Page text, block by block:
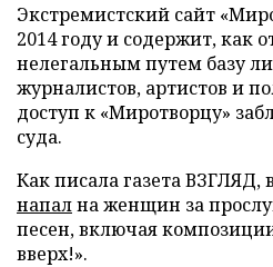
Экстремистский сайт
2014 году и содержит, как
нелегальным путем базу
журналистов, артистов и
доступ к «Миротворцу»
суда.
Как писала газета
напална женщин за
песен, включая
вверх!».